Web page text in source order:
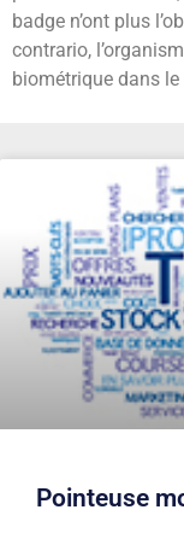
badge n’ont plus
contrario,
biométrique dans
Pointeuse